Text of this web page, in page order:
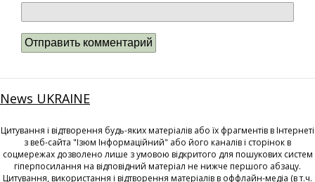
News UKRAINE
Цитування і відтворення будь-яких матеріалів або їх фрагментів в Інтернеті
з веб-сайта "Ізюм Інформаційний" або його каналів і сторінок в
соцмережах дозволено лише з умовою відкритого для пошукових систем
гіперпосилання на відповідний матеріал не нижче першого абзацу.
Цитування, використання і відтворення матеріалів в оффлайн-медіа (в т.ч.